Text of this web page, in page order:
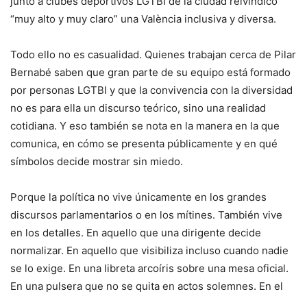
“muy alto y muy claro” una València inclusiva y diversa.
Todo ello no es casualidad. Quienes trabajan cerca de Pilar
Bernabé saben que gran parte de su equipo está formado
por personas LGTBI y que la convivencia con la diversidad
no es para ella un discurso teórico, sino una realidad
cotidiana. Y eso también se nota en la manera en la que
comunica, en cómo se presenta públicamente y en qué
símbolos decide mostrar sin miedo.
Porque la política no vive únicamente en los grandes
discursos parlamentarios o en los mítines. También vive
en los detalles. En aquello que una dirigente decide
normalizar. En aquello que visibiliza incluso cuando nadie
se lo exige. En una libreta arcoíris sobre una mesa oficial.
En una pulsera que no se quita en actos solemnes. En el